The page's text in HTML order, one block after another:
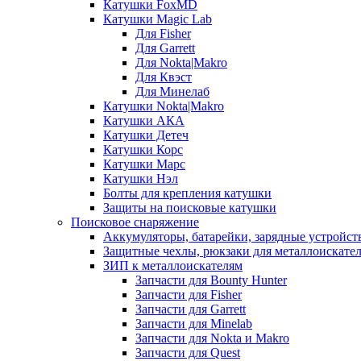
Катушки FoxMD
Катушки Magic Lab
Для Fisher
Для Garrett
Для Nokta|Makro
Для Квэст
Для Минелаб
Катушки Nokta|Makro
Катушки АКА
Катушки Детеч
Катушки Корс
Катушки Марс
Катушки Нэл
Болты для крепления катушки
Защиты на поисковые катушки
Поисковое снаряжение
Аккумуляторы, батарейки, зарядные
Защитные чехлы, рюкзаки для
ЗИП к металлоискателям
Запчасти для Bounty Hunter
Запчасти для Fisher
Запчасти для Garrett
Запчасти для Minelab
Запчасти для Nokta и Makro
Запчасти для Quest